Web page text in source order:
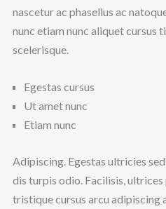
nascetur ac phasellus ac
nunc etiam nunc aliquet cursus
scelerisque.
Egestas cursus
Ut amet nunc
Etiam nunc
Adipiscing. Egestas ultricies
dis turpis odio. Facilisis, ultrices
tristique cursus arcu adipiscing